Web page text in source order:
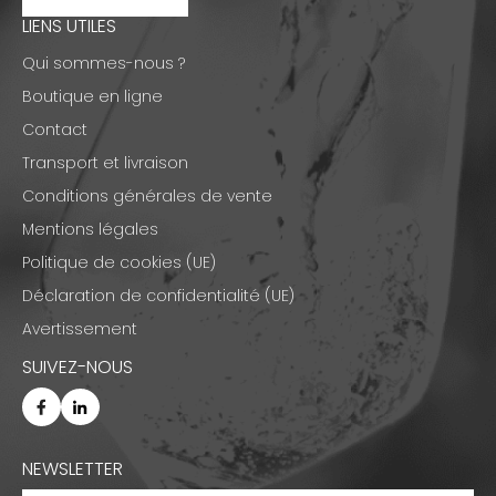
LIENS UTILES
Qui sommes-nous ?
Boutique en ligne
Contact
Transport et livraison
Conditions générales de vente
Mentions légales
Politique de cookies (UE)
Déclaration de confidentialité (UE)
Avertissement
SUIVEZ-NOUS
NEWSLETTER